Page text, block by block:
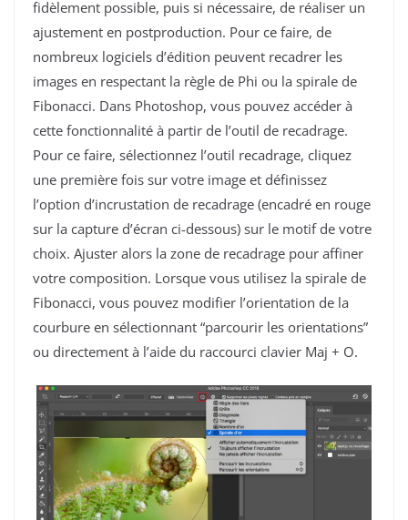
fidèlement possible, puis si nécessaire, de réaliser un
ajustement en postproduction. Pour ce faire, de
nombreux logiciels d’édition peuvent recadrer les
images en respectant la règle de Phi ou la spirale de
Fibonacci. Dans Photoshop, vous pouvez accéder à
cette fonctionnalité à partir de l’outil de recadrage.
Pour ce faire, sélectionnez l’outil recadrage, cliquez
une première fois sur votre image et définissez
l’option d’incrustation de recadrage (encadré en rouge
sur la capture d’écran ci-dessous) sur le motif de votre
choix. Ajuster alors la zone de recadrage pour affiner
votre composition. Lorsque vous utilisez la spirale de
Fibonacci, vous pouvez modifier l’orientation de la
courbure en sélectionnant “parcourir les orientations”
ou directement à l’aide du raccourci clavier Maj + O.